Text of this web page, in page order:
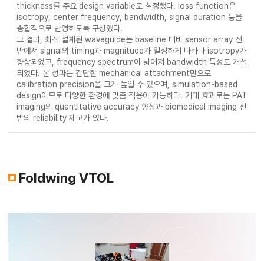
thickness를 주요 design variable로 설정했다. loss function은
isotropy, center frequency, bandwidth, signal duration 등을
종합적으로 반영하도록 구성했다.
그 결과, 최적 설계된 waveguide는 baseline 대비 sensor array 전
반에서 signal의 timing과 magnitude가 일정하게 나타나 isotropy가
향상되었고, frequency spectrum이 넓어져 bandwidth 특성도 개선
되었다. 본 성과는 간단한 mechanical attachment만으로
calibration precision을 크게 높일 수 있으며, simulation-based
design이므로 다양한 환경에 맞춤 적용이 가능하다. 기대 효과로는 PAT
imaging의 quantitative accuracy 향상과 biomedical imaging 전
반의 reliability 제고가 있다.
Foldwing VTOL